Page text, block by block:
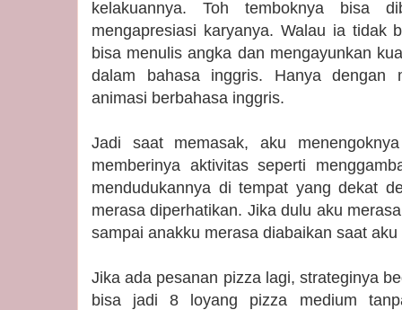
kelakuannya. Toh temboknya bisa
mengapresiasi karyanya. Walau ia tidak
bisa menulis angka dan mengayunkan
dalam bahasa inggris. Hanya dengan
animasi berbahasa inggris.
Jadi saat memasak, aku
memberinya aktivitas seperti
mendudukannya di tempat yang dekat
merasa diperhatikan. Jika dulu aku
sampai anakku merasa diabaikan saat
Jika ada pesanan pizza lagi, strateginya
bisa jadi 8 loyang pizza medium